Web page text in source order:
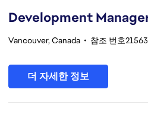
Development
Vancouver, Canada • 참조 번호
더 자세한 정보